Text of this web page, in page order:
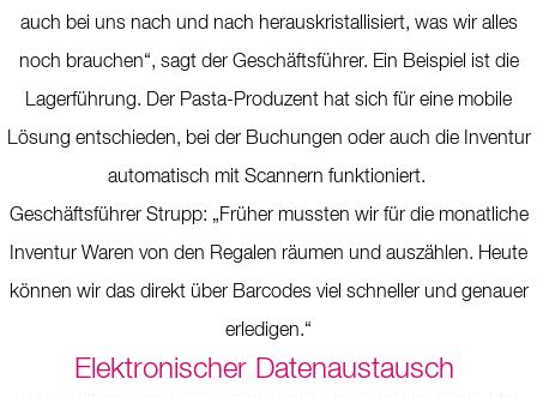
auch bei uns nach und nach herauskristallisiert, was wir alles
noch brauchen“, sagt der Geschäftsführer. Ein Beispiel ist die
Lagerführung. Der Pasta-Produzent hat sich für eine mobile
Lösung entschieden, bei der Buchungen oder auch die Inventur
automatisch mit Scannern funktioniert.
Geschäftsführer Strupp: „Früher mussten wir für die monatliche
Inventur Waren von den Regalen räumen und auszählen. Heute
können wir das direkt über Barcodes viel schneller und genauer
erledigen.“
Elektronischer Datenaustausch